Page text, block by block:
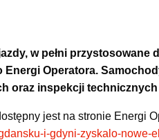
w pełni
Energi Operatora.
oraz inspekcji
jest na stronie Energi
i-gdyni-zyskalo-nowe-